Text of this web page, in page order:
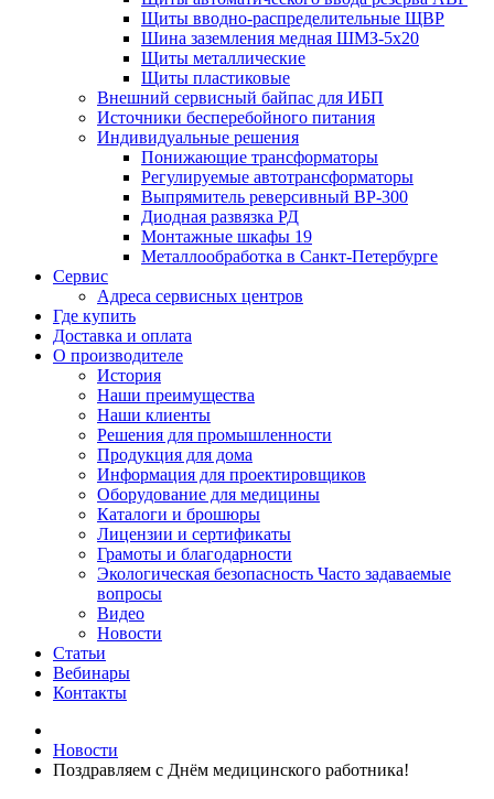
Щиты вводно-распределительные ЩВР
Шина заземления медная ШМЗ-5х20
Щиты металлические
Щиты пластиковые
Внешний сервисный байпас для ИБП
Источники бесперебойного питания
Индивидуальные решения
Понижающие трансформаторы
Регулируемые автотрансформаторы
Выпрямитель реверсивный ВР-300
Диодная развязка РД
Монтажные шкафы 19
Металлообработка в Санкт-Петербурге
Сервис
Адреса сервисных центров
Где купить
Доставка и оплата
О производителе
История
Наши преимущества
Наши клиенты
Решения для промышленности
Продукция для дома
Информация для проектировщиков
Оборудование для медицины
Каталоги и брошюры
Лицензии и сертификаты
Грамоты и благодарности
Экологическая безопасность Часто задаваемые
вопросы
Видео
Новости
Статьи
Вебинары
Контакты
Новости
Поздравляем с Днём медицинского работника!